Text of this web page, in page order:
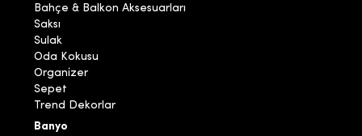
Bahçe & Balkon Aksesuarları
Saksı
Sulak
Oda Kokusu
Organizer
Sepet
Trend Dekorlar
Banyo